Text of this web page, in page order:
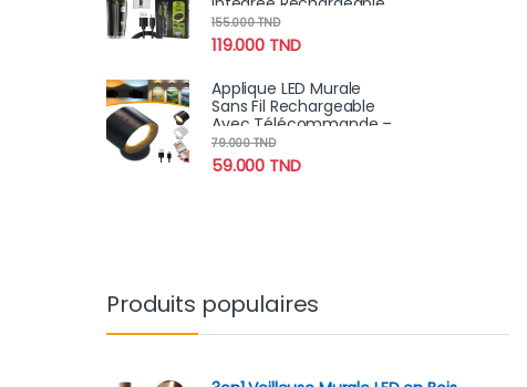
et Étanche Pour Un
Rasage Propre et Précis
119.000 TND
155.000TND
Applique LED Murale
Sans Fil Rechargeable
Avec Télécommande –
Éclairage Tactile &
Pivotant 360°
59.000 TND
79.000TND
Produits populaires